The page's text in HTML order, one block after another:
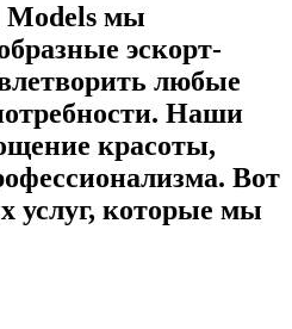
Models мы
эскорт-
любые
Наши
красоты,
Вот
услуг, которые мы